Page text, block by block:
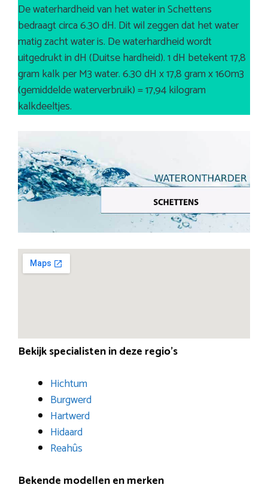
De waterhardheid van het water in Schettens
bedraagt circa 6.30 dH. Dit wil zeggen dat het water
matig zacht water is. De waterhardheid wordt
uitgedrukt in dH (Duitse hardheid). 1 dH betekent 17,8
gram kalk per M3 water. 6.30 dH x 17,8 gram x 160m3
(gemiddelde waterverbruik) = 17,94 kilogram
kalkdeeltjes.
Bekijk specialisten in deze regio’s
Hichtum
Burgwerd
Hartwerd
Hidaard
Reahûs
Bekende modellen en merken